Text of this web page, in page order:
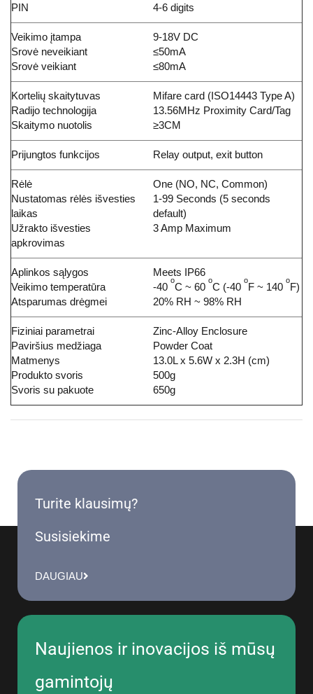
PIN
4-6 digits
Veikimo įtampa
Srovė neveikiant
Srovė veikiant
9-18V DC
≤50mA
≤80mA
Kortelių skaitytuvas
Radijo technologija
Skaitymo nuotolis
Mifare card (ISO14443 Type A)
13.56MHz Proximity Card/Tag
≥3CM
Prijungtos funkcijos Relay output, exit button
Rėlė
Nustatomas rėlės išvesties
laikas
Užrakto išvesties
apkrovimas
One (NO, NC, Common)
1-99 Seconds (5 seconds
default)
3 Amp Maximum
Aplinkos sąlygos
Veikimo temperatūra
Atsparumas drėgmei
Meets IP66
-40
o
C ~ 60
o
C (-40
o
F ~ 140
o
F)
20% RH ~ 98% RH
Fiziniai parametrai
Paviršius medžiaga
Matmenys
Produkto svoris
Svoris su pakuote
Zinc-Alloy Enclosure
Powder Coat
13.0L x 5.6W x 2.3H (cm)
500g
650g
Turite klausimų?
Susisiekime
DAUGIAU
Naujienos ir inovacijos iš mūsų
gamintojų